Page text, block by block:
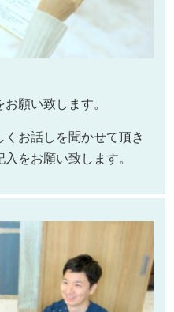
願い致します。
お話しを聞かせて頂き
をお願い致します。